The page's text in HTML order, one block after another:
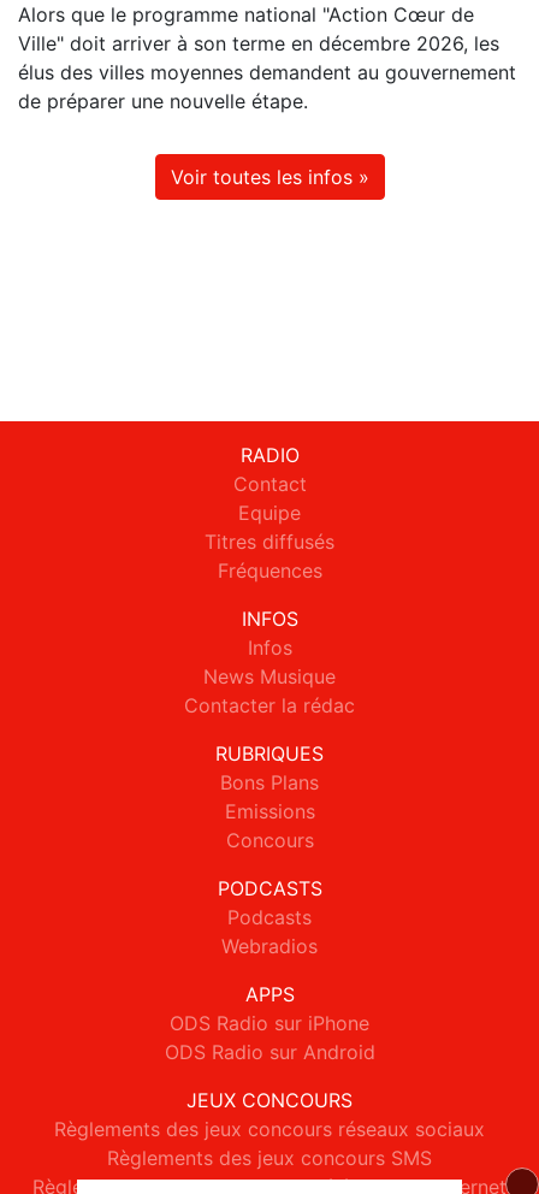
Alors que le programme national "Action Cœur de
Ville" doit arriver à son terme en décembre 2026, les
élus des villes moyennes demandent au gouvernement
de préparer une nouvelle étape.
Voir toutes les infos »
RADIO
Contact
Equipe
Titres diffusés
Fréquences
INFOS
Infos
News Musique
Contacter la rédac
RUBRIQUES
Bons Plans
Emissions
Concours
PODCASTS
Podcasts
Webradios
APPS
ODS Radio sur iPhone
ODS Radio sur Android
JEUX CONCOURS
Règlements des jeux concours réseaux sociaux
Règlements des jeux concours SMS
Règlements des jeux concours téléphone et internet